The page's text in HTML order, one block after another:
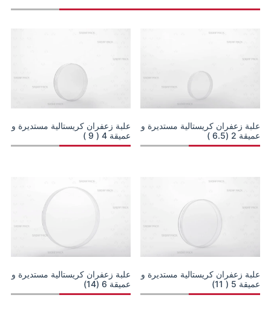
علبة زعفران كريستالية مستديرة و
عميقة 2 (6.5 )
علبة زعفران كريستالية مستديرة و
عميقة 4 ( 9 )
علبة زعفران كريستالية مستديرة و
عميقة 5 ( 11)
علبة زعفران كريستالية مستديرة و
عميقة 6 (14)